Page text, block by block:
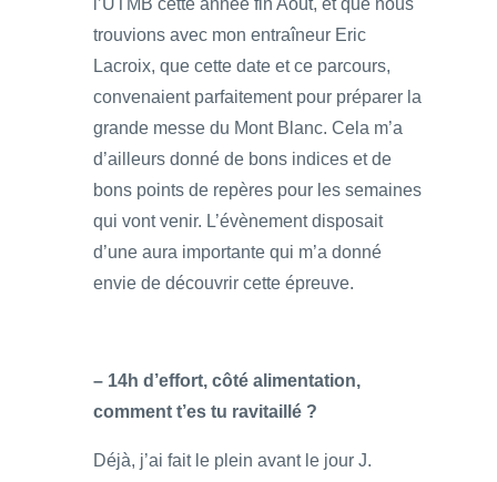
l’UTMB cette année fin Août, et que nous
trouvions avec mon entraîneur Eric
Lacroix, que cette date et ce parcours,
convenaient parfaitement pour préparer la
grande messe du Mont Blanc. Cela m’a
d’ailleurs donné de bons indices et de
bons points de repères pour les semaines
qui vont venir. L’évènement disposait
d’une aura importante qui m’a donné
envie de découvrir cette épreuve.
– 14h d’effort, côté alimentation,
comment t’es tu ravitaillé ?
Déjà, j’ai fait le plein avant le jour J.